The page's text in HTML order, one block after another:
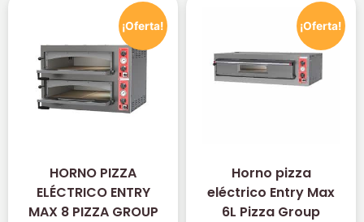
¡Oferta!
HORNO PIZZA
ELÉCTRICO ENTRY
MAX 8 PIZZA GROUP
¡Oferta!
Horno pizza
eléctrico Entry Max
6L Pizza Group